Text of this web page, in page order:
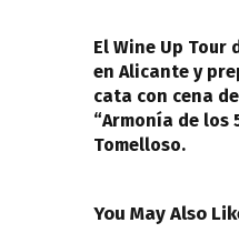
El Wine Up Tour
en Alicante y
cata con cena
“Armonía de los
Tomelloso.
You May Also